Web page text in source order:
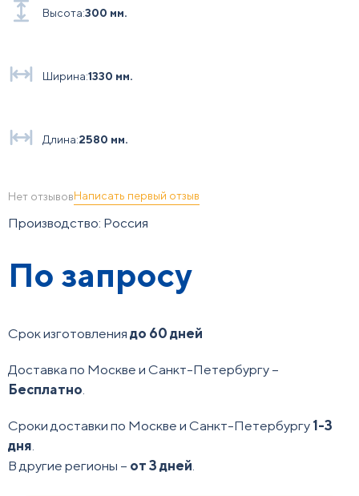
Высота:300 мм.
Ширина:1330 мм.
Длина:2580 мм.
Нет отзывовНаписать первый отзыв
Производство: Россия
По запросу
Срок изготовления до 60 дней
Доставка по Москве и Санкт-Петербургу –
Бесплатно.
Сроки доставки по Москве и Санкт-Петербургу 1-3
дня.
В другие регионы – от 3 дней.